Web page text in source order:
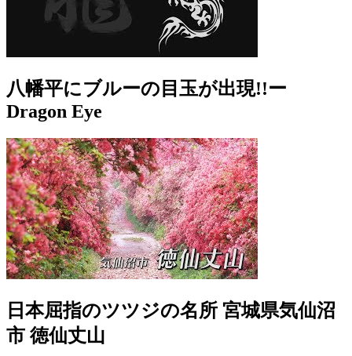
八幡平にブルーの目玉が出現!!ー
Dragon Eye
日本屈指のツツジの名所 宮城県気仙沼
市 徳仙丈山